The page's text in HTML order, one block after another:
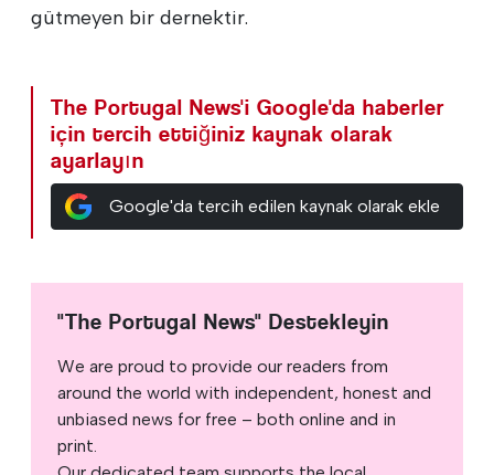
gütmeyen bir dernektir.
The Portugal News'i Google'da haberler
için tercih ettiğiniz kaynak olarak
ayarlayın
Google'da tercih edilen kaynak olarak ekle
"The Portugal News" Destekleyin
We are proud to provide our readers from
around the world with independent, honest and
unbiased news for free – both online and in
print.